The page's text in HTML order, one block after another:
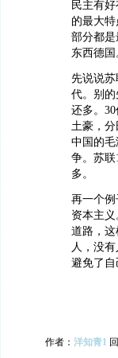
民主有
的最大
部分都
东西德
先说说
代。别
还多。
土豪，
中国的
争。苏联
多。
再一个
资本主
道路，
人，没
避免了自
作者： 洋知青1